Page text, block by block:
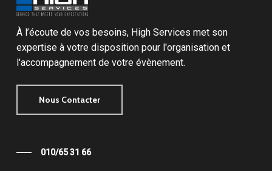
À l’écoute de vos besoins, High Services met son
expertise à votre disposition pour l'organisation et
l'accompagnement de votre évènement.
Nous Contacter
010/65 31 66